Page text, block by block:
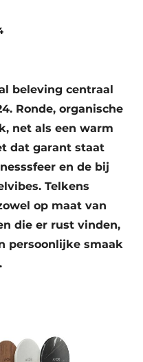
beleving centraal
Ronde, organische
net als een warm
dat garant staat
en de bij
Telkens
op maat van
die er rust vinden,
persoonlijke smaak